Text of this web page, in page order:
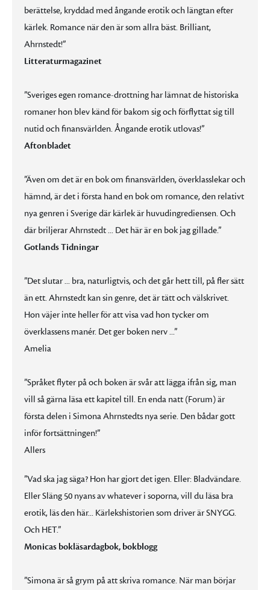
berättelse, kryddad med ångande erotik och längtan efter
kärlek. Romance när den är som allra bäst. Brilliant,
Ahrnstedt!”
Litteraturmagazinet
”Sveriges egen romance-drottning har lämnat de historiska
romaner hon blev känd för bakom sig och förflyttat sig till
nutid och finansvärlden. Ångande erotik utlovas!”
Aftonbladet
”Även om det är en bok om finansvärlden, överklasslekar och
hämnd, är det i första hand en bok om romance, den relativt
nya genren i Sverige där kärlek är huvudingrediensen. Och
där briljerar Ahrnstedt ... Det här är en bok jag gillade.”
Gotlands Tidningar
”Det slutar ... bra, naturligtvis, och det går hett till, på fler sätt
än ett. Ahrnstedt kan sin genre, det är tätt och välskrivet.
Hon väjer inte heller för att visa vad hon tycker om
överklassens manér. Det ger boken nerv ...”
Amelia
”Språket flyter på och boken är svår att lägga ifrån sig, man
vill så gärna läsa ett kapitel till. En enda natt (Forum) är
första delen i Simona Ahrnstedts nya serie. Den bådar gott
inför fortsättningen!”
Allers
”Vad ska jag säga? Hon har gjort det igen. Eller: Bladvändare.
Eller Släng 50 nyans av whatever i soporna, vill du läsa bra
erotik, läs den här... Kärlekshistorien som driver är SNYGG.
Och HET.”
Monicas bokläsardagbok, bokblogg
”Simona är så grym på att skriva romance. När man börjar